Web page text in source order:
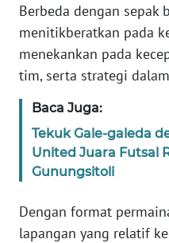
Berbeda dengan sepak
menitikberatkan pada
menekankan pada
tim, serta strategi
Baca Juga:
Tekuk Gale-galeda
United Juara Futsal
Gunungsitoli
Dengan format
lapangan yang relatif
BERITA
KONTAK
KAMI
INFO
IKLAN
TENTANG
PEDOMAN